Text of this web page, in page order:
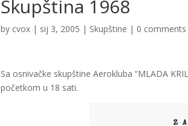
Skupština 1968
by cvox | sij 3, 2005 | Skupštine | 0 comments
Sa osnivačke skupštine Aerokluba “MLADA
početkom u 18 sati.